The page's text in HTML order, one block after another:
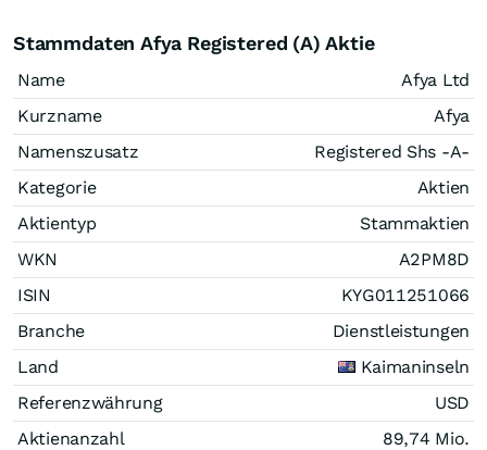
Stammdaten Afya Registered (A) Aktie
Name
Afya Ltd
Kurzname
Afya
Namenszusatz
Registered Shs -A-
Kategorie
Aktien
Aktientyp
Stammaktien
WKN
A2PM8D
ISIN
KYG011251066
Branche
Dienstleistungen
Land
Kaimaninseln
Referenzwährung
USD
Aktienanzahl
89,74 Mio.